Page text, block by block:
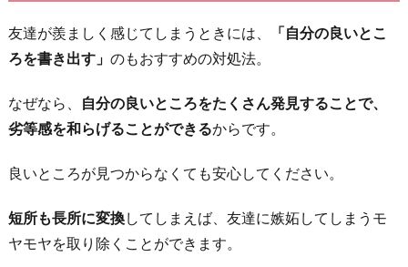
友
達
へ
の
ラ
ラ
を
友達が羨ましく感じてしまうときには、
「自分の良いとこ
ろを書き出す」 のもおすすめの対処法。
なぜなら、 自分の良いところをたくさん発見することで、
劣等感を和らげることができるからです。
良いところが見つからなくても安心してください。
短所も長所に変換してしまえば、友達に嫉妬してしまうモ
ヤモヤを取り除くことができます。